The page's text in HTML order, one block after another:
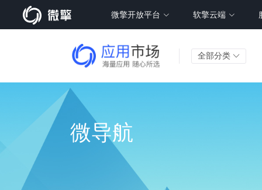
微擎开放平台 软擎云端
全部分类
微导航